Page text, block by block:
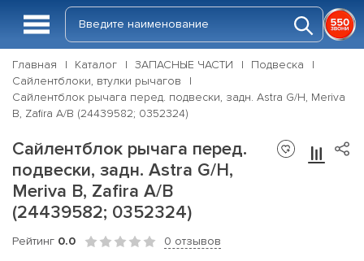
Главная Каталог ЗАПАСНЫЕ ЧАСТИ
Подвеска
Сайлентблоки, втулки рычагов
Сайлентблок рычага перед. подвески, задн. Astra G/H, Meriva
B, Zafira A/B (24439582; 0352324)
Сайлентблок рычага перед.
подвески, задн. Astra G/H,
Meriva B, Zafira A/B
(24439582; 0352324)
Рейтинг 0.0 0 отзывов